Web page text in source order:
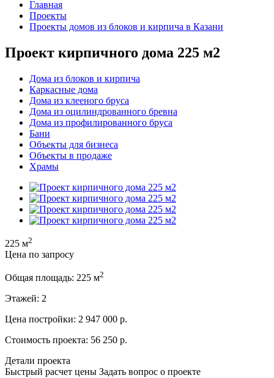
Главная
Проекты
Проекты домов из блоков и кирпича в Казани
Проект кирпичного дома 225 м2
Дома из блоков и кирпича
Каркасные дома
Дома из клееного бруса
Дома из оцилиндрованного бревна
Дома из профилированного бруса
Бани
Объекты для бизнеса
Объекты в продаже
Храмы
225 м2
Цена по запросу
Общая площадь: 225 м2
Этажей: 2
Цена постройки: 2 947 000 р.
Стоимость проекта: 56 250 р.
Детали проекта
Быстрый расчет цены Задать вопрос о проекте